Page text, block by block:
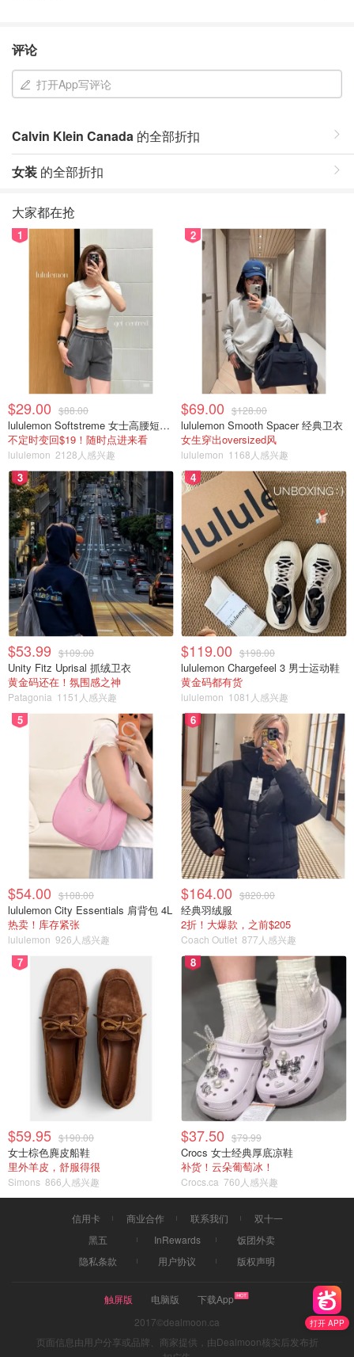
评论
打开App写评论
Calvin Klein Canada 的全部折扣
女装 的全部折扣
打开 APP
大家都在抢
1
$29.00 $88.00
lululemon Softstreme 女士高腰短裤 10cm
不定时变回$19！随时点进来看
lululemon 2128人感兴趣
2
$69.00 $128.00
lululemon Smooth Spacer 经典卫衣
女生穿出oversized风
lululemon 1168人感兴趣
3
$53.99 $109.00
Unity Fitz Uprisal 抓绒卫衣
黄金码还在！氛围感之神
Patagonia 1151人感兴趣
4
$119.00 $198.00
lululemon Chargefeel 3 男士运动鞋
黄金码都有货
lululemon 1081人感兴趣
5
$54.00 $108.00
lululemon City Essentials 肩背包 4L
热卖！库存紧张
lululemon 926人感兴趣
6
$164.00 $820.00
经典羽绒服
2折！大爆款，之前$205
Coach Outlet 877人感兴趣
7
$59.95 $190.00
女士棕色麂皮船鞋
里外羊皮，舒服得很
Simons 866人感兴趣
8
$37.50 $79.99
Crocs 女士经典厚底凉鞋
补货！云朵葡萄冰！
Crocs.ca 760人感兴趣
信用卡 商业合作 联系我们
双十一
黑五
InRewards
饭团外卖
隐私条款
用户协议 版权声明
触屏版 电脑版
下载App
2017©dealmoon.ca
页面信息由用户分享或品牌、商家提供，由Dealmoon核实后发布折